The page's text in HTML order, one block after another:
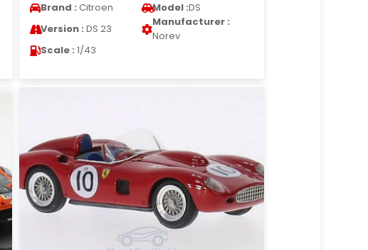
Brand : Citroen Model :DS
Version : DS 23
Manufacturer :
Norev
Scale : 1/43